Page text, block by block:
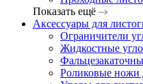
Показать ещё
Аксессуары для
Ограничители
Жидкостные
Роликовые ножи